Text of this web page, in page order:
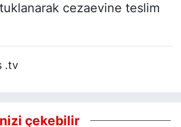
cezaevine teslim
.tv
çekebilir